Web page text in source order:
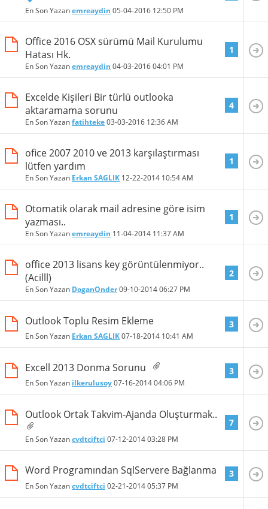
En Son Yazanemreaydin 05-04-2016 12:50 PM
Office 2016 OSX sürümü Mail Kurulumu
Hatası Hk.
En Son Yazanemreaydin 04-03-201604:01 PM
1
Excelde Kişileri Bir türlü outlooka
aktaramama sorunu
En Son Yazanfatihteke03-03-2016 12:36 AM
4
ofice 2007 2010 ve 2013 karşılaştırması
lütfen yardım
En Son Yazan Erkan SAGLIK 12-22-2014 10:54 AM
1
Otomatik olarak mail adresine göre isim
yazması..
En Son Yazanemreaydin 11-04-2014 11:37 AM
1
office 2013 lisans key görüntülenmiyor..
(Acilll)
En Son Yazan DoganOnder09-10-201406:27 PM
2
Outlook Toplu Resim Ekleme
En Son Yazan Erkan SAGLIK07-18-2014 10:41 AM
3
Excell 2013 Donma Sorunu
En Son Yazan ilkerulusoy07-16-201404:06 PM
3
Outlook Ortak Takvim-Ajanda Oluşturmak..
En Son Yazancvdtciftci 07-12-201403:28 PM
7
Word Programından SqlServere Bağlanma
En Son Yazancvdtciftci 02-21-201405:37 PM
3